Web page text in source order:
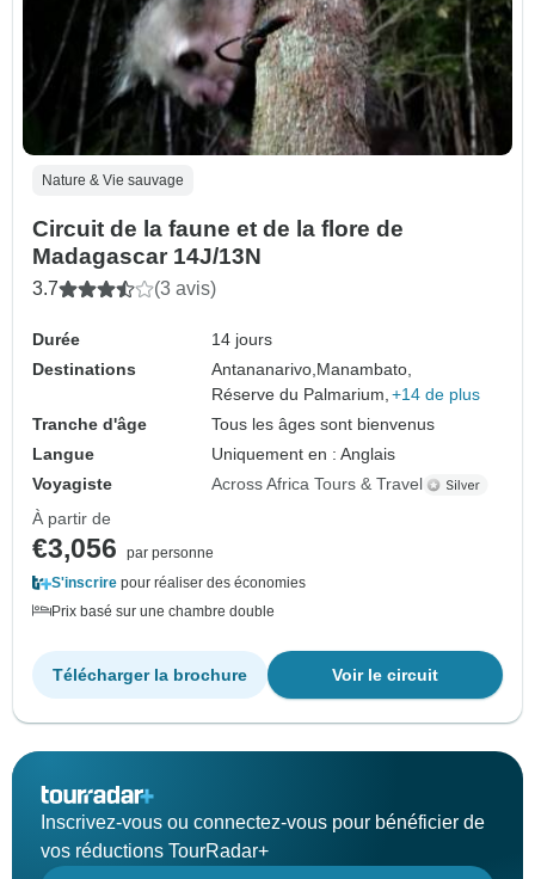
Nature & Vie sauvage
Circuit de la faune et de la flore de
Madagascar 14J/13N
3.7 (3 avis)
Durée
14 jours
Destinations
Antananarivo, Manambato,
Réserve du Palmarium, +14 de plus
Tranche d'âge
Tous les âges sont bienvenus
Langue
Uniquement en : Anglais
Voyagiste
Across Africa Tours & Travel
À partir de
€3,056
par personne
S'inscrire pour réaliser des économies
Prix basé sur une chambre double
Voir le circuit
Télécharger la brochure
Inscrivez-vous ou connectez-vous pour bénéficier de
vos réductions TourRadar+